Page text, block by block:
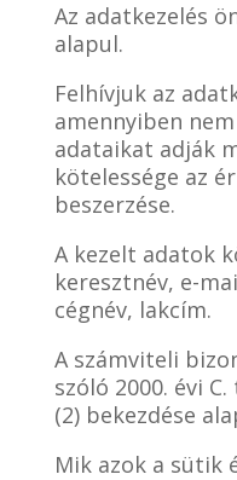
Az adatkezelés
alapul.
Felhívjuk az
amennyiben
adataikat adják
kötelessége az
beszerzése.
A kezelt adatok
keresztnév, e-
cégnév, lakcím.
A számviteli
szóló 2000. évi
(2) bekezdése
Mik azok a sütik